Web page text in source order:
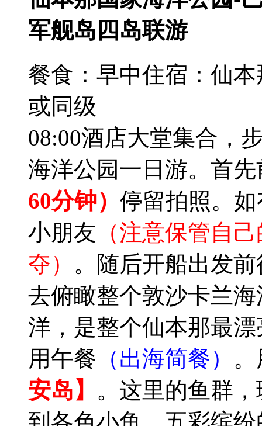
军舰岛四岛联游
餐食：早中住宿：仙
或同级
08:00酒店大堂集合，
海洋公园一日游。首先
60分钟） 停留拍照。
小朋友 （注意保管自
夺） 。随后开船出发前
去俯瞰整个敦沙卡兰
洋，是整个仙本那最
用午餐 （出海简餐）
安岛】 。这里的鱼群